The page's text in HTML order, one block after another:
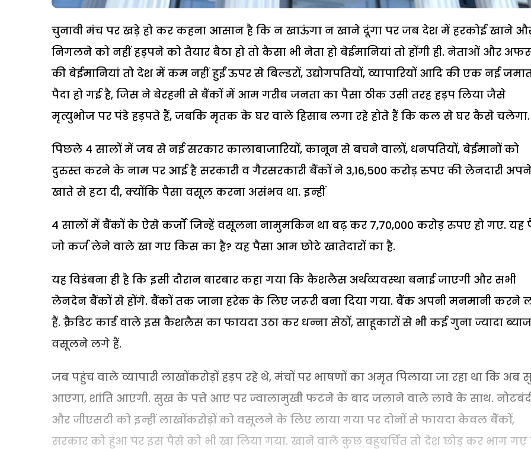
चुनावी मंच पर खड़े हो कर कहना आसान है कि न खाऊंगा न खाने दूंगा पर जब देश में हरकोई खाने
निगलने को नहीं हड़पने को तैयार बैठा हो तो कैसा भी नेता हो बेईमानियां तो होंगी ही. नेताओं और
की बेईमानियां तो देश में कम नहीं हुईं ऊपर से बिल्डरों, उद्योगपतियों, व्यापारियों आदि की एक नई
पैदा हो गई है, जिस ने बेरहमी से बैंकों में आम गरीब जनता का पैसा ठीक उसी तरह हड़प लिया जैसे
मृत्युभोज पर पंडे हड़पते हैं, जबकि मृतक के घर वाले हिसाब लगा रहे होते हैं कि कल से घर कैसे चलेगा.
पिछले 4 सालों में जब से नई सरकार कालाबाजारियों, कानून से बचने वालों, धनपतियों, बेईमानों को
दुरुस्त करने के नाम पर आई है सरकारी व गैरसरकारी बैंकों ने 3,16,500 करोड़ रुपए की लेनदारी अपने
खाते से हटा दी, क्योंकि पैसा वसूल करना असंभव था. इन्हीं
4 सालों में बैंकों के ऐसे कर्जों जिन्हें वसूलना नामुमकिन था बढ़ कर 7,70,000 करोड़ रुपए हो गए. यह
जो कर्ज लेने वाले खा गए किस का है? यह पैसा आम छोटे खातेदारों का है.
यह विडंबना ही है कि इसी दौरान बारबार कहा गया कि कैशलैस अर्थव्यवस्था बनाई जाएगी और सभी
लेनदेन बैंकों से होंगे. बैंकों तक जाना हरेक के लिए जरूरी बना दिया गया. बैंक अपनी मनमानी करने
हैं. क्रैडिट कार्ड वाले इस कैशलैस का फायदा उठा कर धन्ना सेठों, साहूकारों से भी कई गुना ज्यादा ब्याज
वसूलने लगे हैं.
जब पहुंच वाले व्यापारी लाखोंकरोड़ों हड़प रहे थे, मंचों पर भाषणों का अमृत पिलाया जा रहा था कि अब
आएगा, शांति आएगी. सुख के पत्ते आए पर ज्वालामुखी फटने के बाद जलाने वाले लावे के साथ.
और जीएसटी को इन्हीं लाखोंकरोड़ों को वसूलने के लिए लाया गया पर दोनों से फायदा केवल बैंकों,
सरकार को हुआ पर इस पैसे को भी खा लिया गया. खाने वाले कुछ बहुचर्चित तो देश छोड़ कर भाग गए